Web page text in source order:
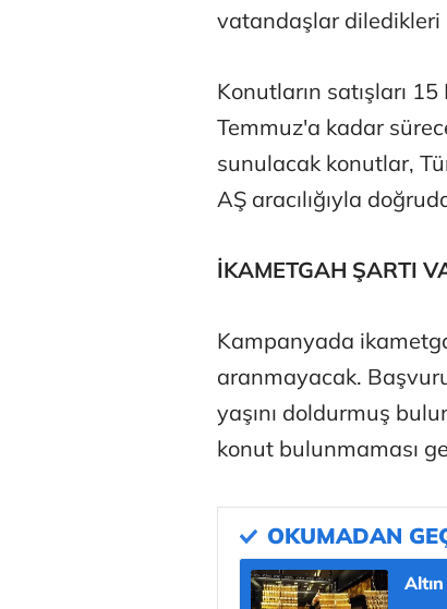
vatandaşlar diledikleri
Konutların satışları
Temmuz'a kadar
sunulacak konutlar,
AŞ aracılığıyla
İKAMETGAH ŞARTI
Kampanyada
aranmayacak.
yaşını doldurmuş
konut bulunmaması
Ali
Hürmüz